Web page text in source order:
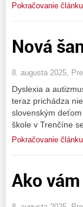
Pokračovanie článku
Nová
8. augusta 2025,
Dyslexia a
teraz prichádza
slovenským
škole v Trenčíne
Pokračovanie článku
Ako